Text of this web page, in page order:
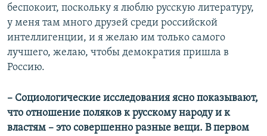
беспокоит, поскольку я люблю русскую литературу,
у меня там много друзей среди российской
интеллигенции, и я желаю им только самого
лучшего, желаю, чтобы демократия пришла в
Россию.
– Социологические исследования ясно показывают,
что отношение поляков к русскому народу и к
властям – это совершенно разные вещи. В первом